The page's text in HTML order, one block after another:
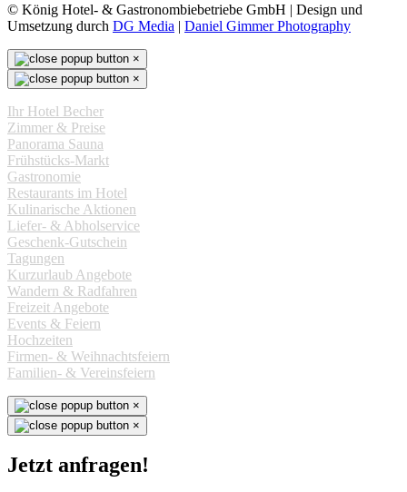
© König Hotel- & Gastronombiebetriebe GmbH | Design und
Umsetzung durch DG Media | Daniel Gimmer Photography
×
×
Ihr Hotel Becher
Zimmer & Preise
Panorama Sauna
Frühstücks-Markt
Gastronomie
Restaurants im Hotel
Kulinarische Aktionen
Liefer- & Abholservice
Geschenk-Gutschein
Tagungen
Kurzurlaub Angebote
Wandern & Radfahren
Freizeit Angebote
Events & Feiern
Hochzeiten
Firmen- & Weihnachtsfeiern
Familien- & Vereinsfeiern
×
×
Jetzt anfragen!